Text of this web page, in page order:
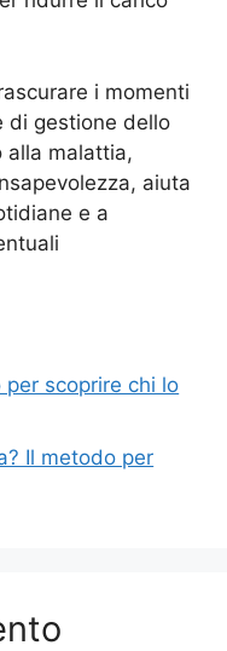
i momenti
di gestione dello
alla malattia,
aiuta
e a
scoprire chi lo
Il metodo per